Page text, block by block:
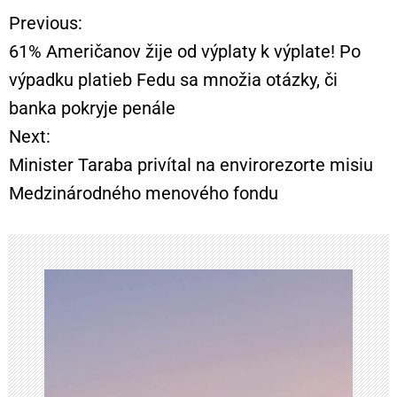
N
a
v
i
g
á
c
i
a
Previous:
61% Američanov žije od výplaty k výplate! Po
výpadku platieb Fedu sa množia otázky, či
banka pokryje penále
Next:
Minister Taraba privítal na envirorezorte misiu
Medzinárodného menového fondu